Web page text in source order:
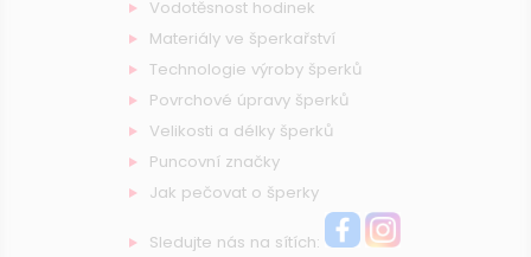
Vodotěsnost hodinek
Materiály ve šperkařství
Technologie výroby šperků
Povrchové úpravy šperků
Velikosti a délky šperků
Puncovní značky
Jak pečovat o šperky
Sledujte nás na sítích: